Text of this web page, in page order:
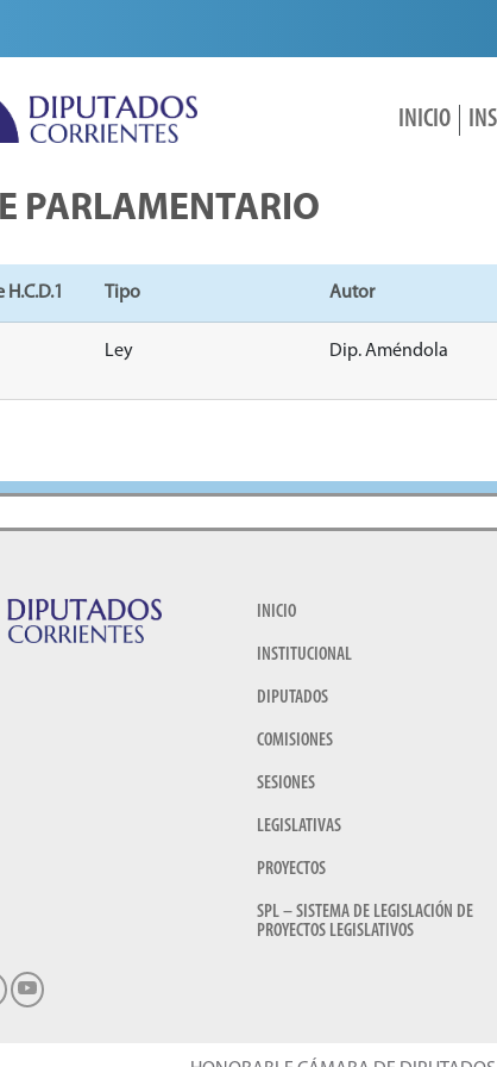
INICIO
PARLAMENTARIO
Tipo Autor
Ley Dip. Améndola
INICIO
INSTITUCIONAL
DIPUTADOS
COMISIONES
SESIONES
LEGISLATIVAS
PROYECTOS
SPL – SISTEMA DE LEGISLACIÓN DE
PROYECTOS LEGISLATIVOS